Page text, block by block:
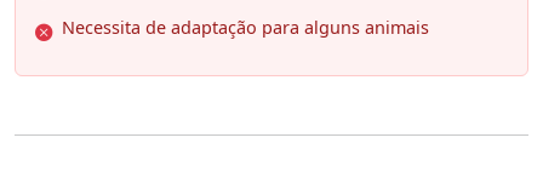
Necessita de adaptação para alguns animais